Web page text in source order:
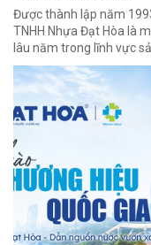
Được thành lập năm
TNHH Nhựa Đạt Hòa là
lâu năm trong lĩnh vực